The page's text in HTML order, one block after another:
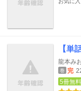
【単
龍本み
巻 完
5冊無